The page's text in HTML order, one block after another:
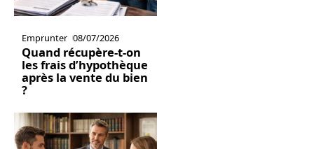
Emprunter 08/07/2026
Quand récupère-t-on
les frais d’hypothèque
après la vente du bien
?